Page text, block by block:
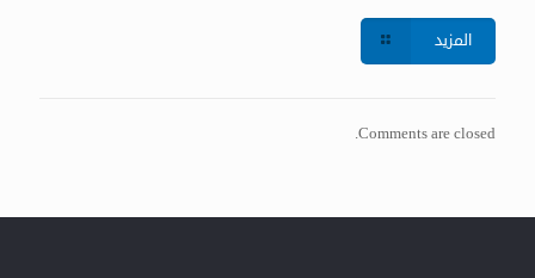
المزيد
Comments are closed.